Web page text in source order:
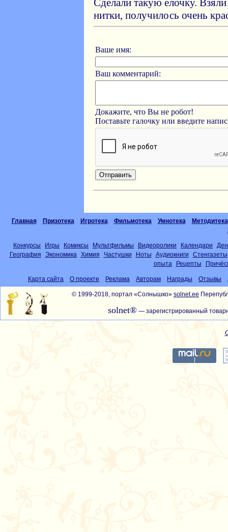
Сделали такую елочку.
нитки, получилось очень
Ваше имя:
Ваш комментарий:
Докажите, что Вы не робот!
Поставьте галочку или введите
Главная Призотека Игротека Фильмотека Умнотека
Методитека
Конкурсы Игры Комиксы Мультфильмы Видеоролики Календари
География
Экономика Химия Частушки Ноты Аудиокниги
Стенгазеты
опыта
Рецепты
Карта сайта О проекте Реклама Авторам Награды Отзывы
© 1999-2018, портал «Солнышко» solnet.ee
solnet® — зарегистрированный